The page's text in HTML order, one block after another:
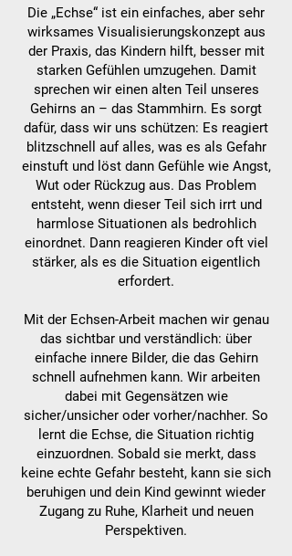
Die „Echse“ ist ein einfaches, aber sehr
wirksames Visualisierungskonzept aus
der Praxis, das Kindern hilft, besser mit
starken Gefühlen umzugehen. Damit
sprechen wir einen alten Teil unseres
Gehirns an – das Stammhirn. Es sorgt
dafür, dass wir uns schützen: Es reagiert
blitzschnell auf alles, was es als Gefahr
einstuft und löst dann Gefühle wie Angst,
Wut oder Rückzug aus. Das Problem
entsteht, wenn dieser Teil sich irrt und
harmlose Situationen als bedrohlich
einordnet. Dann reagieren Kinder oft viel
stärker, als es die Situation eigentlich
erfordert.
Mit der Echsen-Arbeit machen wir genau
das sichtbar und verständlich: über
einfache innere Bilder, die das Gehirn
schnell aufnehmen kann. Wir arbeiten
dabei mit Gegensätzen wie
sicher/unsicher oder vorher/nachher. So
lernt die Echse, die Situation richtig
einzuordnen. Sobald sie merkt, dass
keine echte Gefahr besteht, kann sie sich
beruhigen und dein Kind gewinnt wieder
Zugang zu Ruhe, Klarheit und neuen
Perspektiven.